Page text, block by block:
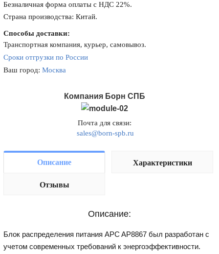
Безналичная форма оплаты с НДС 22%.
Страна производства: Китай.
Способы доставки:
Транспортная компания, курьер, самовывоз.
Сроки отгрузки по России
Ваш город:Москва
Компания Борн СПБ
Почта для связи:
sales@born-spb.ru
Описание Характеристики
Отзывы
Описание:
Блок распределения питания APC AP8867 был разработан с
учетом современных требований к энергоэффективности.